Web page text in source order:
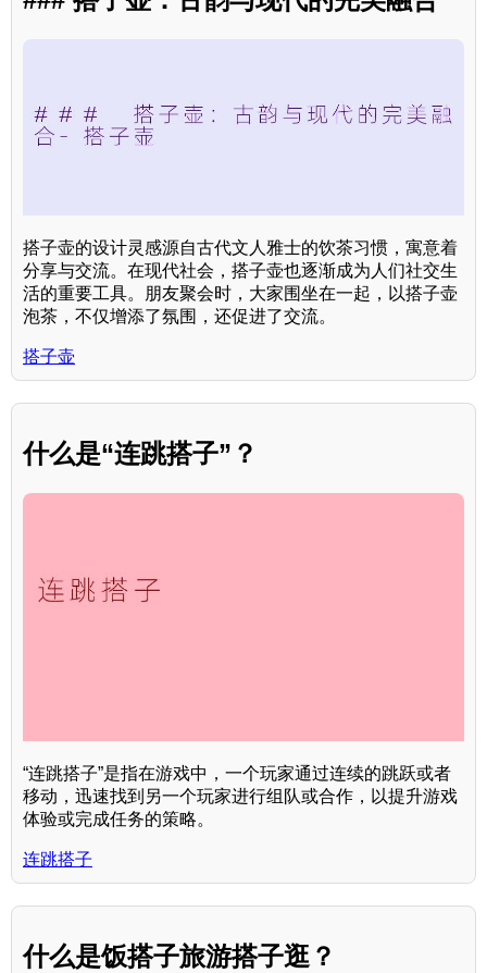
搭子壶的设计灵感源自古代文人雅士的饮茶习惯，寓意着
分享与交流。在现代社会，搭子壶也逐渐成为人们社交生
活的重要工具。朋友聚会时，大家围坐在一起，以搭子壶
泡茶，不仅增添了氛围，还促进了交流。
搭子壶
什么是“连跳搭子”？
“连跳搭子”是指在游戏中，一个玩家通过连续的跳跃或者
移动，迅速找到另一个玩家进行组队或合作，以提升游戏
体验或完成任务的策略。
连跳搭子
什么是饭搭子旅游搭子逛？